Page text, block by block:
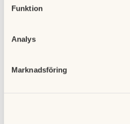
Funktion
Analys
Marknadsföring